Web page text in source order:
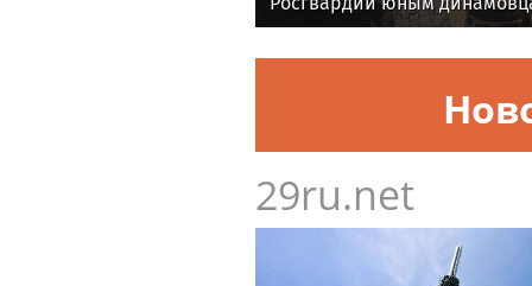
области
29ru.net